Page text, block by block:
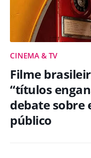
CINEMA & TV
Filme
“títulos
debate sobre
público